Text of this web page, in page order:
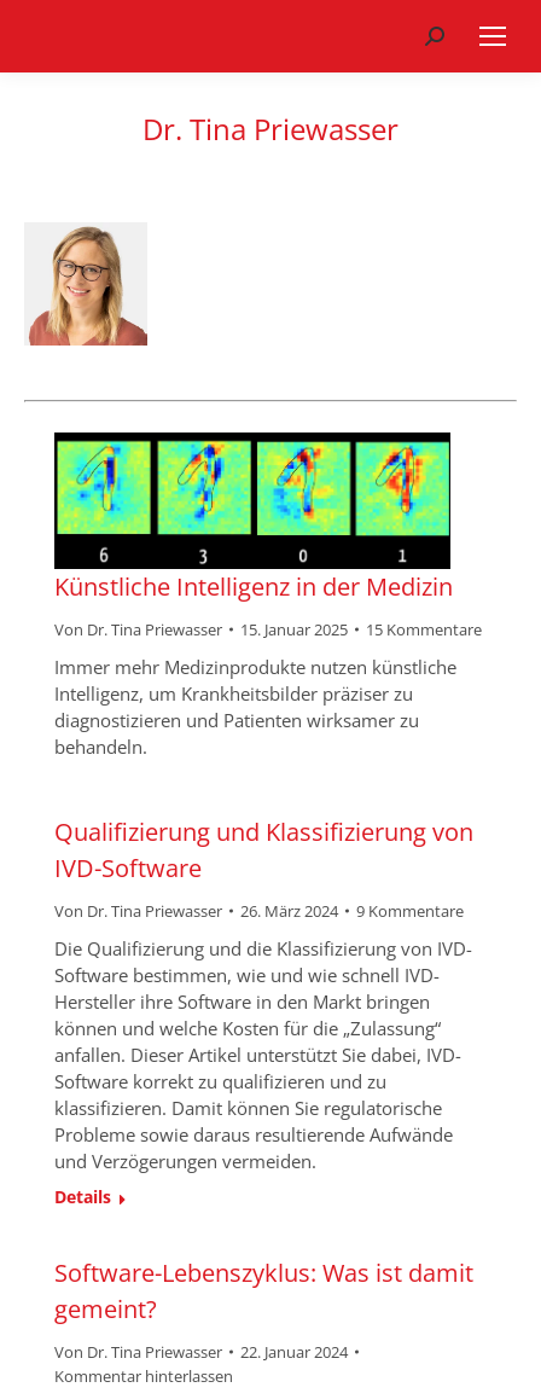
Search:
Dr. Tina Priewasser
Künstliche Intelligenz in der Medizin
Von Dr. Tina Priewasser 15. Januar 2025 15 Kommentare
Immer mehr Medizinprodukte nutzen künstliche
Intelligenz, um Krankheitsbilder präziser zu
diagnostizieren und Patienten wirksamer zu
behandeln.
Qualifizierung und Klassifizierung von
IVD-Software
Von Dr. Tina Priewasser 26. März 2024 9 Kommentare
Die Qualifizierung und die Klassifizierung von IVD-
Software bestimmen, wie und wie schnell IVD-
Hersteller ihre Software in den Markt bringen
können und welche Kosten für die „Zulassung“
anfallen. Dieser Artikel unterstützt Sie dabei, IVD-
Software korrekt zu qualifizieren und zu
klassifizieren. Damit können Sie regulatorische
Probleme sowie daraus resultierende Aufwände
und Verzögerungen vermeiden.
Details
Software-Lebenszyklus: Was ist damit
gemeint?
Von Dr. Tina Priewasser
22. Januar 2024
Kommentar hinterlassen